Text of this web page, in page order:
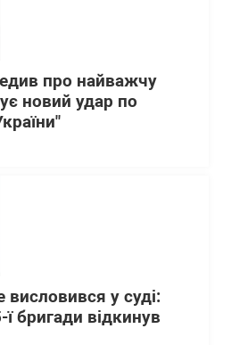
про найважчу
новий удар по
у суді:
бригади відкинув